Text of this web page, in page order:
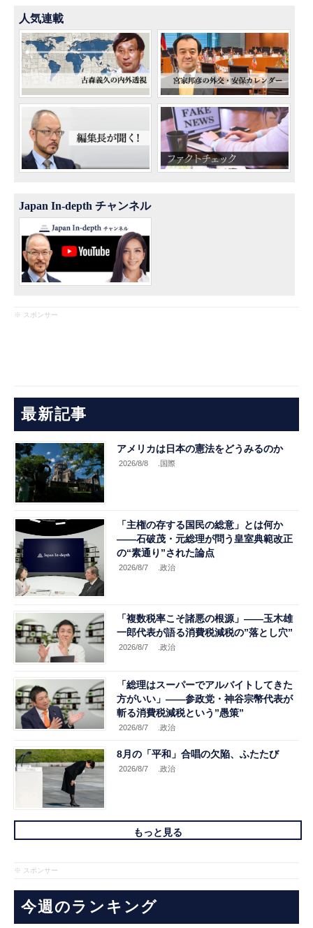
人気連載
Japan In-depth チャンネル
※ スポンサー
最新記事
アメリカは日本の憲法をどうみるのか
2026/8/8 .国際
「主権の存する国民の総意」とは何か
――石破茂・元総理が問う皇室典範改正
の“素通り”された論点
2026/8/7 .政治
「複数税率こそ諸悪の根源」――玉木雄
一郎代表が語る消費税減税の”落とし穴”
2026/8/7 .政治
「総理はスーパーでアルバイトしてきた
方がいい」――参政党・神谷宗幣代表が
斬る消費税減税という”愚策”
2026/8/7 .政治
8月の「平和」合唱の欠陥、ふたたび
2026/8/7 .政治
もっと見る
※ スポンサー
今週のランキング